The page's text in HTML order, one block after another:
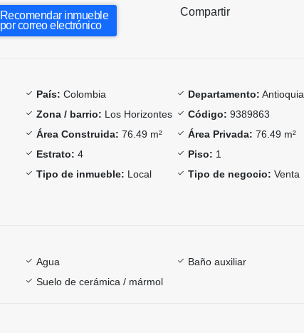
Recomendar inmueble
por correo electrónico
Compartir
País: Colombia Departamento: Antioquia
Zona / barrio: Los Horizontes Código: 9389863
Área Construida: 76.49 m² Área Privada: 76.49 m²
Estrato: 4 Piso: 1
Tipo de inmueble: Local Tipo de negocio: Venta
Agua Baño auxiliar
Suelo de cerámica / mármol